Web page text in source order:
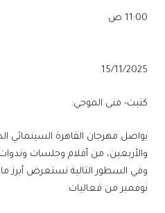
11:00 ص
15/11/2025
كتبت- منى الموجي:
يواصل مهرجان القاهرة السينمائي
والأربعين، من أفلام وجلسات
نوفمبر من فعاليات.